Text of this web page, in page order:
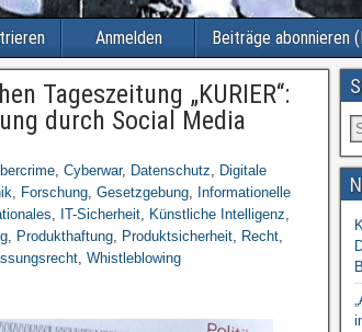
Anmelden Beiträge abonnieren
Tageszeitung „KURIER“:
durch Social Media
, Cyberwar, Datenschutz, Digitale
, Forschung, Gesetzgebung, Informationelle
, IT-Sicherheit, Künstliche Intelligenz,
, Produkthaftung, Produktsicherheit, Recht,
, Whistleblowing